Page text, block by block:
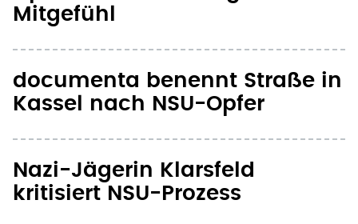
Mitgefühl
documenta benennt Straße in
Kassel nach NSU-Opfer
Nazi-Jägerin Klarsfeld
kritisiert NSU-Prozess